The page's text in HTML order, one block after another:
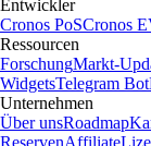
Entwickler
Cronos PoSCronos
Ressourcen
ForschungMarkt-
WidgetsTelegram Bot
Unternehmen
Über unsRoadmap
ReservenAffiliate